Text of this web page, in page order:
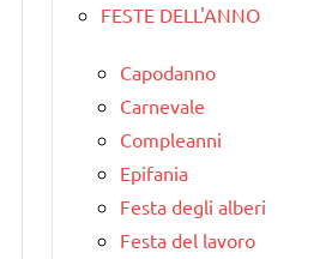
FESTE DELL'ANNO
Capodanno
Carnevale
Compleanni
Epifania
Festa degli alberi
Festa del lavoro